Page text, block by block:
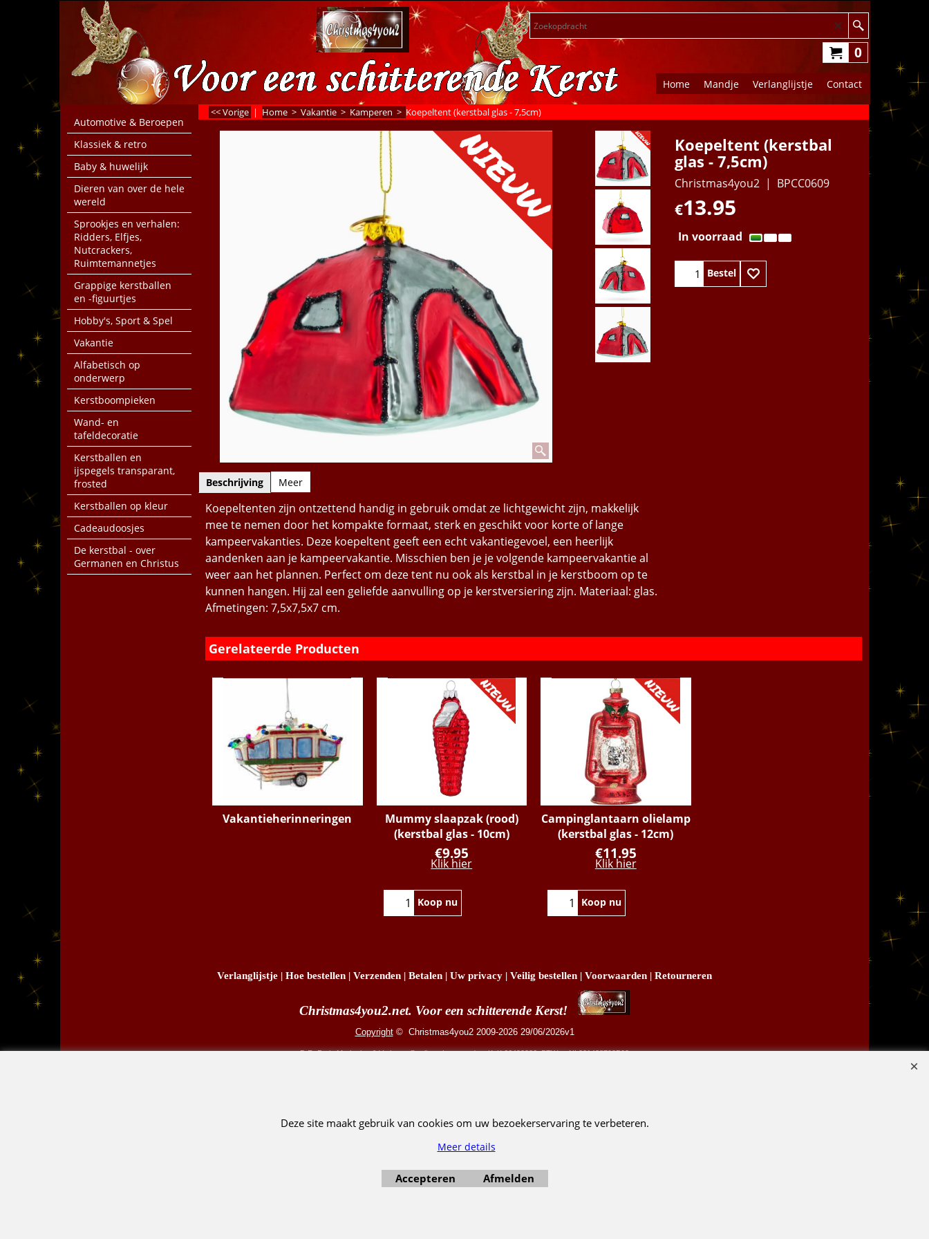
0
Home Mandje Verlanglijstje Contact
Automotive & Beroepen
Klassiek & retro
Baby & huwelijk
Dieren van over de hele
wereld
Sprookjes en verhalen:
Ridders, Elfjes,
Nutcrackers,
Ruimtemannetjes
Grappige kerstballen
en -figuurtjes
Hobby's, Sport & Spel
Vakantie
Alfabetisch op
onderwerp
Kerstboompieken
Wand- en
tafeldecoratie
Kerstballen en
ijspegels transparant,
frosted
Kerstballen op kleur
Cadeaudoosjes
De kerstbal - over
Germanen en Christus
<< Vorige | Home > Vakantie > Kamperen > Koepeltent (kerstbal glas - 7,5cm)
Koepeltent (kerstbal
glas - 7,5cm)
Christmas4you2 BPCC0609
€13.95
In voorraad
Bestel
Beschrijving Meer
Koepeltenten zijn ontzettend handig in gebruik omdat ze lichtgewicht zijn, makkelijk
mee te nemen door het kompakte formaat, sterk en geschikt voor korte of lange
kampeervakanties. Deze koepeltent geeft een echt vakantiegevoel, een heerlijk
aandenken aan je kampeervakantie. Misschien ben je je volgende kampeervakantie al
weer aan het plannen. Perfect om deze tent nu ook als kerstbal in je kerstboom op te
kunnen hangen. Hij zal een geliefde aanvulling op je kerstversiering zijn. Materiaal: glas.
Afmetingen: 7,5x7,5x7 cm.
Gerelateerde Producten
Vakantieherinneringen
Mummy slaapzak (rood)
(kerstbal glas - 10cm)
€9.95
Klik hier
Koop nu
Campinglantaarn olielamp
(kerstbal glas - 12cm)
€11.95
Klik hier
Koop nu
Verlanglijstje | Hoe bestellen | Verzenden | Betalen | Uw privacy | Veilig bestellen | Voorwaarden | Retourneren
Christmas4you2.net. Voor een schitterende Kerst!
Copyright© Christmas4you2 2009-2026 29/06/2026v1
D.R. Pruis Marketing & Verkoop @online - Leeuwarden, KvK 66492386, BTW nr NL001438798B03
Deze site maakt gebruik van cookies om uw bezoekerservaring te verbeteren.
Meer details
Accepteren Afmelden